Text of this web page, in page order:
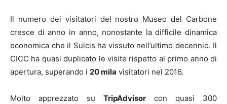
Il numero dei visitatori del nostro Museo del Carbone
cresce di anno in anno, nonostante la difficile dinamica
economica che il Sulcis ha vissuto nell’ultimo decennio. Il
CICC ha quasi duplicato le visite rispetto al primo anno di
apertura, superando i 20 mila visitatori nel 2016.
Molto apprezzato su TripAdvisor con quasi 300